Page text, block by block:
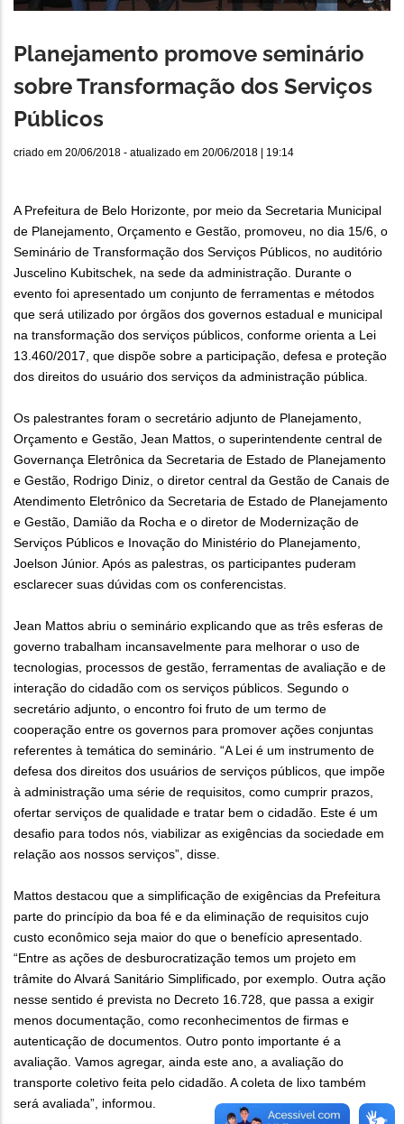
Planejamento promove seminário
sobre Transformação dos Serviços
Públicos
criado em 20/06/2018 - atualizado em 20/06/2018 | 19:14
A Prefeitura de Belo Horizonte, por meio da Secretaria Municipal
de Planejamento, Orçamento e Gestão, promoveu, no dia 15/6, o
Seminário de Transformação dos Serviços Públicos, no auditório
Juscelino Kubitschek, na sede da administração. Durante o
evento foi apresentado um conjunto de ferramentas e métodos
que será utilizado por órgãos dos governos estadual e municipal
na transformação dos serviços públicos, conforme orienta a Lei
13.460/2017, que dispõe sobre a participação, defesa e proteção
dos direitos do usuário dos serviços da administração pública.
Os palestrantes foram o secretário adjunto de Planejamento,
Orçamento e Gestão, Jean Mattos, o superintendente central de
Governança Eletrônica da Secretaria de Estado de Planejamento
e Gestão, Rodrigo Diniz, o diretor central da Gestão de Canais de
Atendimento Eletrônico da Secretaria de Estado de Planejamento
e Gestão, Damião da Rocha e o diretor de Modernização de
Serviços Públicos e Inovação do Ministério do Planejamento,
Joelson Júnior. Após as palestras, os participantes puderam
esclarecer suas dúvidas com os conferencistas.
Jean Mattos abriu o seminário explicando que as três esferas de
governo trabalham incansavelmente para melhorar o uso de
tecnologias, processos de gestão, ferramentas de avaliação e de
interação do cidadão com os serviços públicos. Segundo o
secretário adjunto, o encontro foi fruto de um termo de
cooperação entre os governos para promover ações conjuntas
referentes à temática do seminário. “A Lei é um instrumento de
defesa dos direitos dos usuários de serviços públicos, que impõe
à administração uma série de requisitos, como cumprir prazos,
ofertar serviços de qualidade e tratar bem o cidadão. Este é um
desafio para todos nós, viabilizar as exigências da sociedade em
relação aos nossos serviços”, disse.
Mattos destacou que a simplificação de exigências da Prefeitura
parte do princípio da boa fé e da eliminação de requisitos cujo
custo econômico seja maior do que o benefício apresentado.
“Entre as ações de desburocratização temos um projeto em
trâmite do Alvará Sanitário Simplificado, por exemplo. Outra ação
nesse sentido é prevista no Decreto 16.728, que passa a exigir
menos documentação, como reconhecimentos de firmas e
autenticação de documentos. Outro ponto importante é a
avaliação. Vamos agregar, ainda este ano, a avaliação do
transporte coletivo feita pelo cidadão. A coleta de lixo também
será avaliada”, informou.